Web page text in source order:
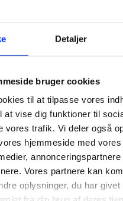
Detaljer
bruger cookies
til at tilpasse vores
at vise dig funktioner til
vores trafik. Vi deler også
hjemmeside med
annonceringspartnere
Vores partnere kan
oplysninger, du har
kendte danske og
hvor du kan gå på jagt i dagens
Tilmelding
Det er gratis
deltage, og
tilmelding er
nødvendig.